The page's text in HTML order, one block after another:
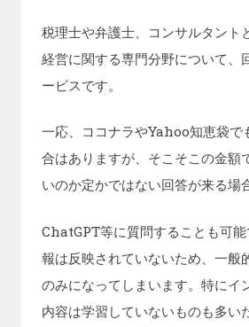
税理士や弁護士、コンサルタント
経営に関する専門分野について、
ービスです。
一応、ココナラやYahoo知恵袋で
合はありますが、そこそこの金額
いのか定かではない回答が来る場
ChatGPT等に質問することも可
報は反映されていないため、一般
のみになってしまいます。特にイ
内容は学習していないものも多い